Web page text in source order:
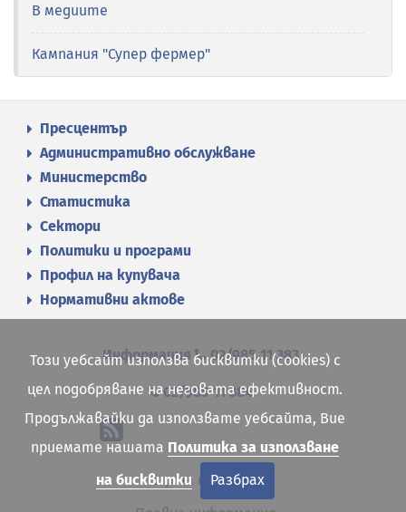
В медиите
Кампания "Супер фермер"
Пресцентър
Административно обслужване
Министерство
Статистика
Сектори
Политики и програми
Профил на купувача
Нормативни актове
Информация 02/985 11 383
02/985 11 384
Карта на сайта
Този уебсайт използва бисквитки (cookies) с
цел подобряване на неговата ефективност.
Продължавайки да използвате уебсайта, Вие
приемате нашата Политика за използване
на бисквитки
Разбрах